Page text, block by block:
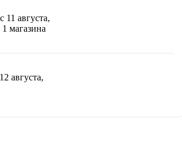
c 11 августа,
1 магазина
августа,